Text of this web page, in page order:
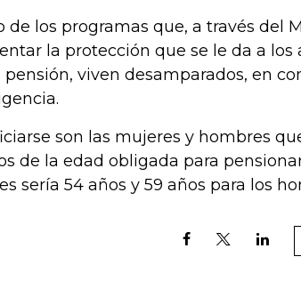
de los programas que, a través del
la protección que se le da a los
viven desamparados, en
son las mujeres y hombres
de la edad obligada para
sería 54 años y 59 años para los